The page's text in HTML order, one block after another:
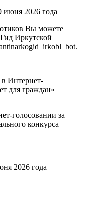
июня 2026 года
Вы можете
Иркутской
в Интернет-
для граждан»
голосовании за
конкурса
2026 года